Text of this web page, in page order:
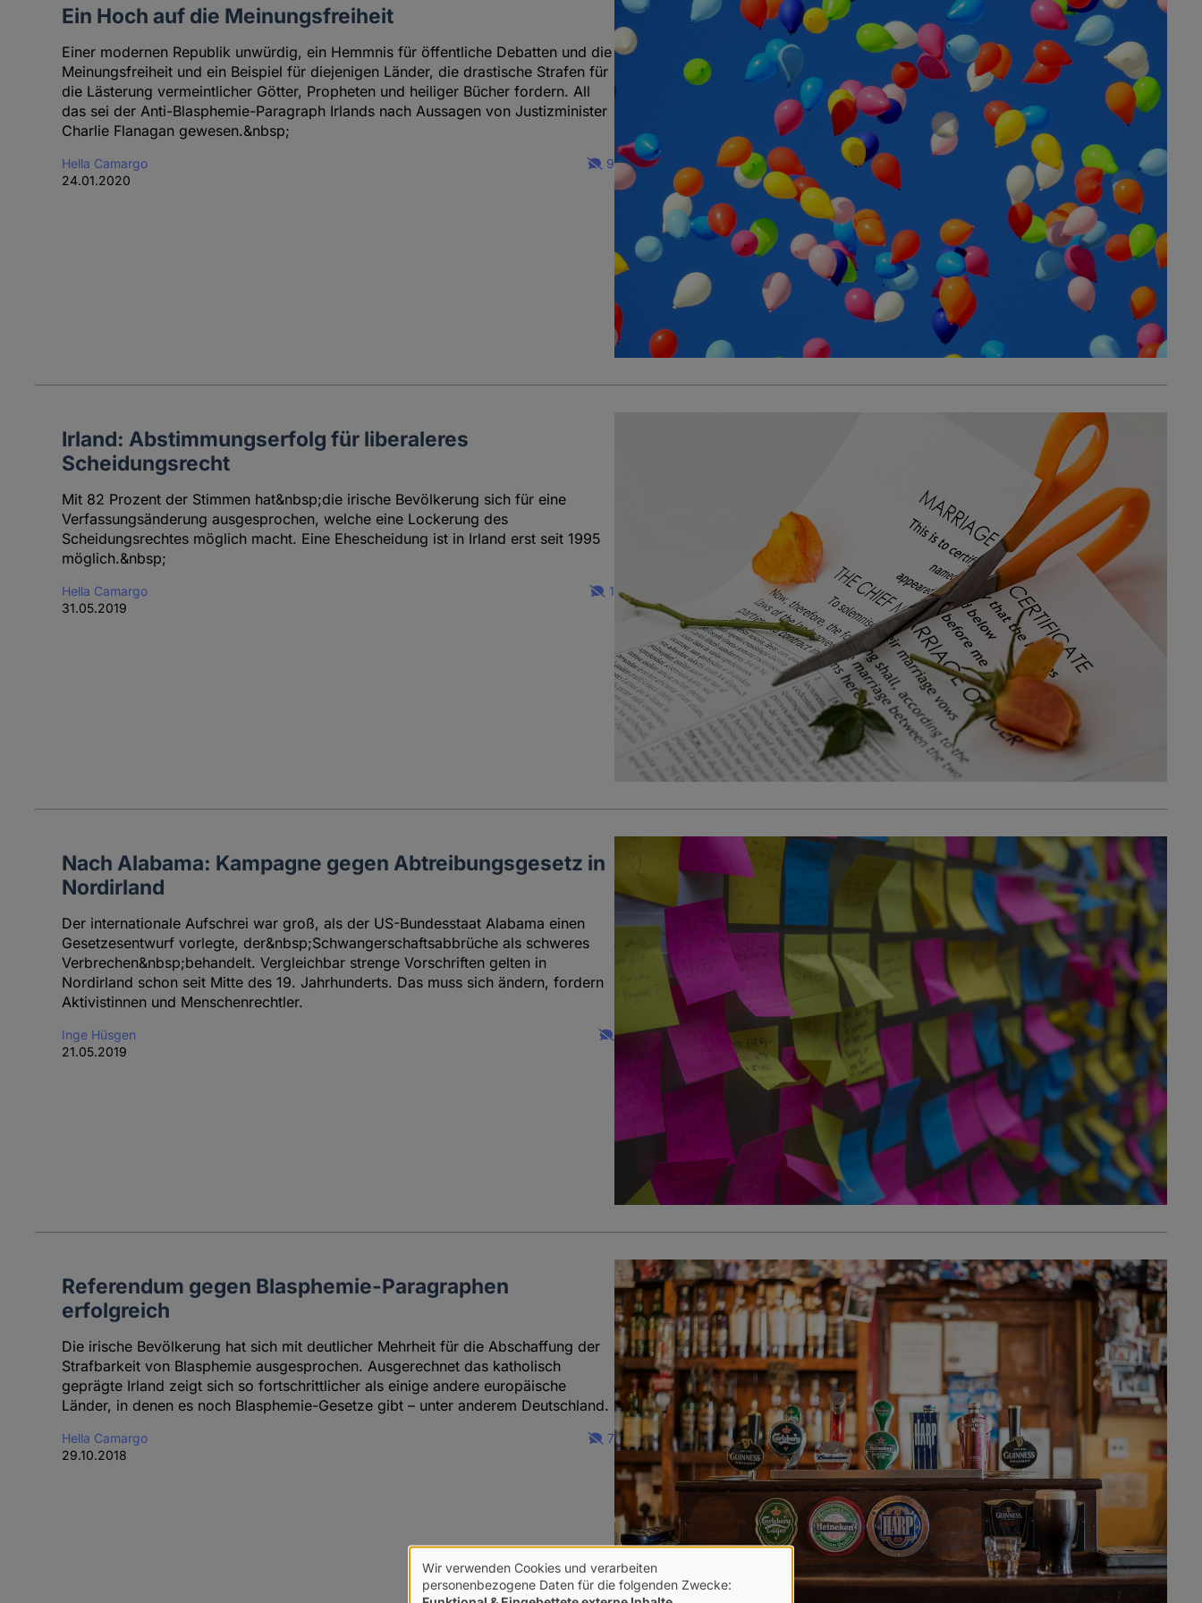
Ein Hoch auf die Meinungsfreiheit
Einer modernen Republik unwürdig, ein Hemmnis für öffentliche Debatten und die
Meinungsfreiheit und ein Beispiel für diejenigen Länder, die drastische Strafen für
die Lästerung vermeintlicher Götter, Propheten und heiliger Bücher fordern. All
das sei der Anti-Blasphemie-Paragraph Irlands nach Aussagen von Justizminister
Charlie Flanagan gewesen.&nbsp;
Hella Camargo
24.01.2020
9
Irland: Abstimmungserfolg für liberaleres
Scheidungsrecht
Mit 82 Prozent der Stimmen hat&nbsp;die irische Bevölkerung sich für eine
Verfassungsänderung ausgesprochen, welche eine Lockerung des
Scheidungsrechtes möglich macht. Eine Ehescheidung ist in Irland erst seit 1995
möglich.&nbsp;
Hella Camargo
31.05.2019
1
Nach Alabama: Kampagne gegen Abtreibungsgesetz in
Nordirland
Der internationale Aufschrei war groß, als der US-Bundesstaat Alabama einen
Gesetzesentwurf vorlegte, der&nbsp;Schwangerschaftsabbrüche als schweres
Verbrechen&nbsp;behandelt. Vergleichbar strenge Vorschriften gelten in
Nordirland schon seit Mitte des 19. Jahrhunderts. Das muss sich ändern, fordern
Aktivistinnen und Menschenrechtler.
Inge Hüsgen
21.05.2019
Referendum gegen Blasphemie-Paragraphen
erfolgreich
Die irische Bevölkerung hat sich mit deutlicher Mehrheit für die Abschaffung der
Strafbarkeit von Blasphemie ausgesprochen. Ausgerechnet das katholisch
geprägte Irland zeigt sich so fortschrittlicher als einige andere europäische
Länder, in denen es noch Blasphemie-Gesetze gibt – unter anderem Deutschland.
Hella Camargo
29.10.2018
7
Verwendung
Wir verwenden Cookies und verarbeiten
personenbezogene Daten für die folgenden Zwecke: